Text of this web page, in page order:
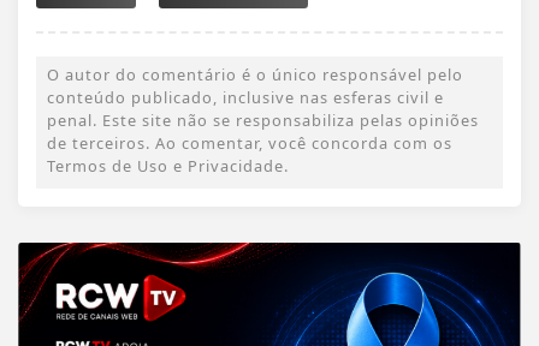
O autor do comentário é o único responsável pelo
conteúdo publicado, inclusive nas esferas civil e
penal. Este site não se responsabiliza pelas opiniões
de terceiros. Ao comentar, você concorda com os
Termos de Uso e Privacidade.